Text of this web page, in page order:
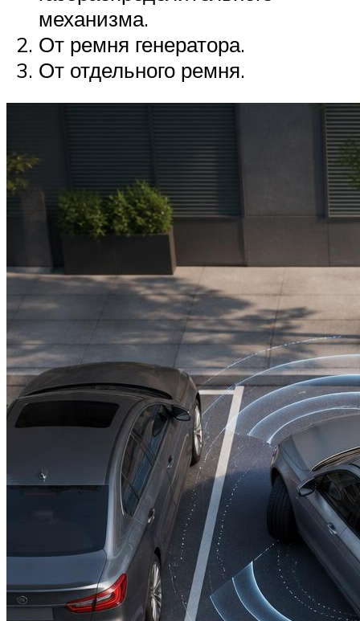
механизма.
От ремня генератора.
От отдельного ремня.